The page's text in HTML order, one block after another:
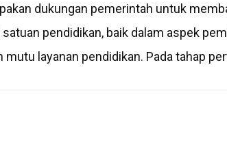
dukungan pemerintah untuk
pendidikan, baik dalam aspek
mutu layanan pendidikan. Pada tahap